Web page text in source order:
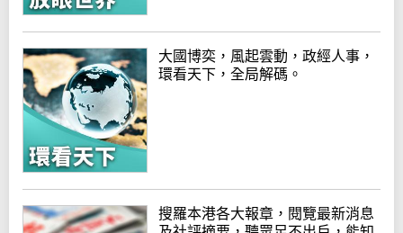
大國博奕，風起雲動，政經人事，
環看天下，全局解碼。
搜羅本港各大報章，閱覽最新消息